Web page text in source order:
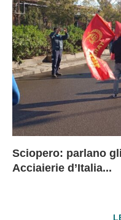
Sciopero: parlano
Acciaierie d’Italia...